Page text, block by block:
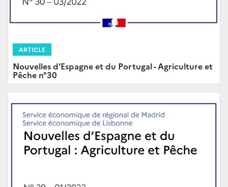
ARTICLE
Nouvelles d'Espagne et du Portugal - Agriculture et
Pêche n°30